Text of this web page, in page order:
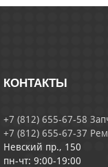
КОНТАКТЫ
+7 (812) 655-67-58
+7 (812) 655-67-37
Невский пр., 150
пн-чт: 9:00-19:00